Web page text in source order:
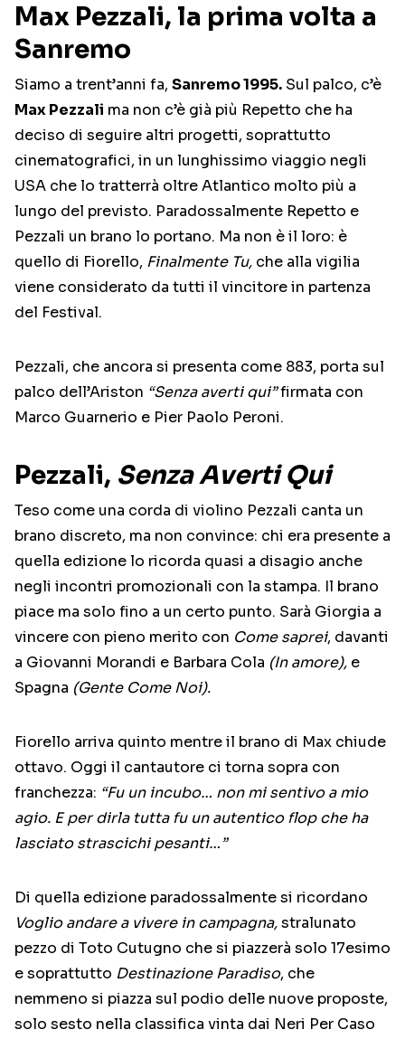
Max Pezzali, la prima volta a
Sanremo
Siamo a trent’anni fa, Sanremo 1995. Sul palco, c’è
Max Pezzali ma non c’è già più Repetto che ha
deciso di seguire altri progetti, soprattutto
cinematografici, in un lunghissimo viaggio negli
USA che lo tratterrà oltre Atlantico molto più a
lungo del previsto. Paradossalmente Repetto e
Pezzali un brano lo portano. Ma non è il loro: è
quello di Fiorello, Finalmente Tu, che alla vigilia
viene considerato da tutti il vincitore in partenza
del Festival.
Pezzali, che ancora si presenta come 883, porta sul
palco dell’Ariston “Senza averti qui”firmata con
Marco Guarnerio e Pier Paolo Peroni.
Pezzali, Senza Averti Qui
Teso come una corda di violino Pezzali canta un
brano discreto, ma non convince: chi era presente a
quella edizione lo ricorda quasi a disagio anche
negli incontri promozionali con la stampa. Il brano
piace ma solo fino a un certo punto. Sarà Giorgia a
vincere con pieno merito con Come saprei, davanti
a Giovanni Morandi e Barbara Cola (In amore), e
Spagna (Gente Come Noi).
Fiorello arriva quinto mentre il brano di Max chiude
ottavo. Oggi il cantautore ci torna sopra con
franchezza: “Fu un incubo… non mi sentivo a mio
agio. E per dirla tutta fu un autentico flop che ha
lasciato strascichi pesanti…”
Di quella edizione paradossalmente si ricordano
Voglio andare a vivere in campagna,stralunato
pezzo di Toto Cutugno che si piazzerà solo 17esimo
e soprattutto Destinazione Paradiso, che
nemmeno si piazza sul podio delle nuove proposte,
solo sesto nella classifica vinta dai Neri Per Caso